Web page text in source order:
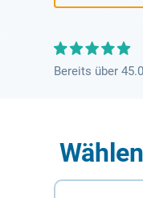
Bereits über